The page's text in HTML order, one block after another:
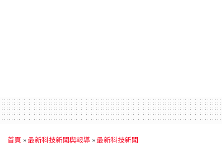
首頁 »最新科技新聞與報導 »最新科技新聞